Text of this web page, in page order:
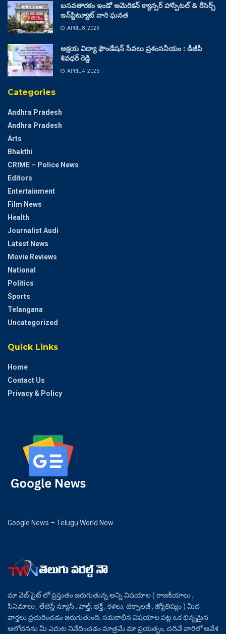
బసవతారకం ఇండో అమెరికన్ క్యాన్సర్ హాస్పిటల్ & రీసెర్చ్
ఇన్‌స్టిట్యూట్ వారి ఘనత
APRIL 8, 2026
అక్షయ విద్యా ఫౌండేషన్ సేవలు ప్రశంసనీయం : డీజీపీ
శివధర్ రెడ్డి
APRIL 4, 2026
Categories
Andhra Pradesh
Andhra Pradesh
Arts
Bhakthi
CRIME – Police News
Editors
Entertainment
Film News
Health
Journalist Audi
Latest News
Movie Reviews
National
Politics
Sports
Telangana
Uncategorized
Quick Links
Home
Contact Us
Privacy & Policy
Google News – Telugu World Now
మా వెబ్ సైట్ లో ప్రస్తుతం జరుగుతున్న అన్ని విషయాల ( రాజకీయాలు ,
సినిమాలు , లేటెస్ట్ న్యూస్ , హెల్త్, భక్తి , కళలు, టెక్నాలజీ , జ్యోతిష్యం ) మీద
వార్తలు ప్రచురించడం జరుగుతుంది, సమకాలీన విషయాల పట్ల ఒక భిన్నమైన
ఆలోచనను మీ ఎదుట నివేదించడం మాత్రమే మా ప్రయత్నం, చదివే వారిలో ఆవేశ